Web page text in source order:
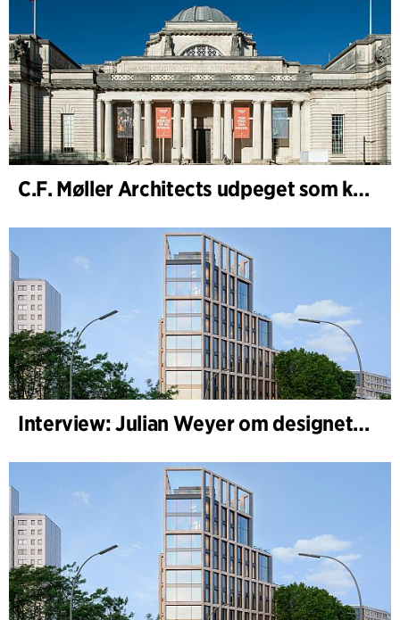
C.F. Møller Architects udpeget som konceptarkitekt for udviklingen af National Museum Cardiff
Interview: Julian Weyer om designet af B-One